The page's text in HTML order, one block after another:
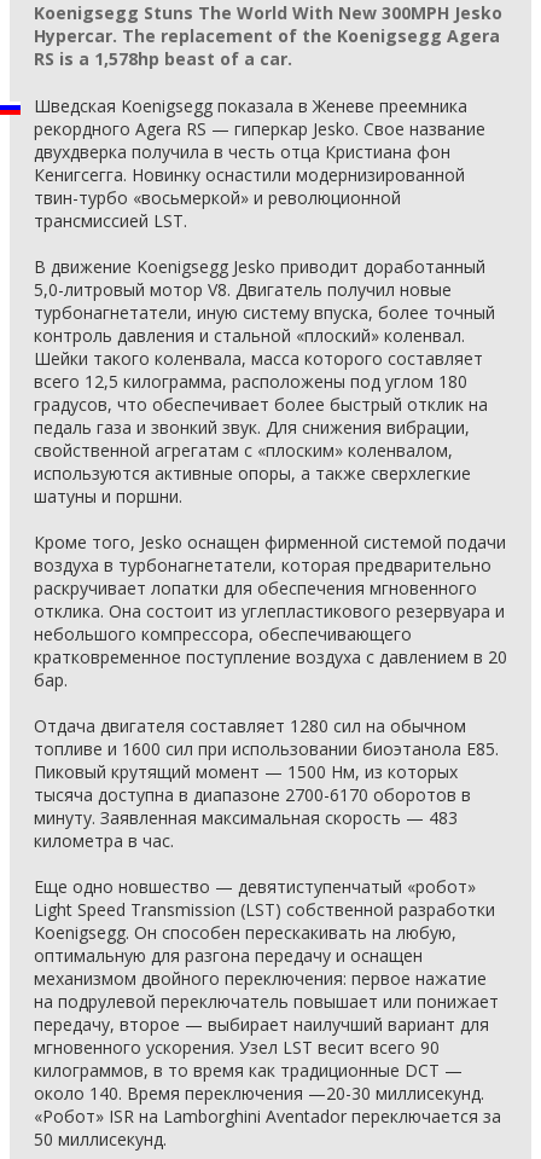
Koenigsegg Stuns The World With New 300MPH Jesko
Hypercar. The replacement of the Koenigsegg Agera
RS is a 1,578hp beast of a car.
Шведская Koenigsegg показала в Женеве преемника
рекордного Agera RS — гиперкар Jesko. Свое название
двухдверка получила в честь отца Кристиана фон
Кенигсегга. Новинку оснастили модернизированной
твин-турбо «восьмеркой» и революционной
трансмиссией LST.
В движение Koenigsegg Jesko приводит доработанный
5,0-литровый мотор V8. Двигатель получил новые
турбонагнетатели, иную систему впуска, более точный
контроль давления и стальной «плоский» коленвал.
Шейки такого коленвала, масса которого составляет
всего 12,5 килограмма, расположены под углом 180
градусов, что обеспечивает более быстрый отклик на
педаль газа и звонкий звук. Для снижения вибрации,
свойственной агрегатам с «плоским» коленвалом,
используются активные опоры, а также сверхлегкие
шатуны и поршни.
Кроме того, Jesko оснащен фирменной системой подачи
воздуха в турбонагнетатели, которая предварительно
раскручивает лопатки для обеспечения мгновенного
отклика. Она состоит из углепластикового резервуара и
небольшого компрессора, обеспечивающего
кратковременное поступление воздуха с давлением в 20
бар.
Отдача двигателя составляет 1280 сил на обычном
топливе и 1600 сил при использовании биоэтанола E85.
Пиковый крутящий момент — 1500 Нм, из которых
тысяча доступна в диапазоне 2700-6170 оборотов в
минуту. Заявленная максимальная скорость — 483
километра в час.
Еще одно новшество — девятиступенчатый «робот»
Light Speed Transmission (LST) собственной разработки
Koenigsegg. Он способен перескакивать на любую,
оптимальную для разгона передачу и оснащен
механизмом двойного переключения: первое нажатие
на подрулевой переключатель повышает или понижает
передачу, второе — выбирает наилучший вариант для
мгновенного ускорения. Узел LST весит всего 90
килограммов, в то время как традиционные DCT —
около 140. Время переключения —20-30 миллисекунд.
«Робот» ISR на Lamborghini Aventador переключается за
50 миллисекунд.